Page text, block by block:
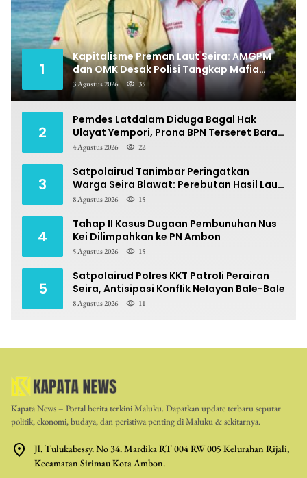
1
Kapitalisme Preman Laut Seira: AMGPM
dan OMK Desak Polisi Tangkap Mafia
Pungli
3 Agustus 2026 35
2
Pemdes Latdalam Diduga Bagal Hak
Ulayat Yempori, Prona BPN Terseret Bara
Sengketa
4 Agustus 2026 22
3
Satpolairud Tanimbar Peringatkan
Warga Seira Blawat: Perebutan Hasil Laut
Berpotensi Pidana
8 Agustus 2026 15
4
Tahap II Kasus Dugaan Pembunuhan Nus
Kei Dilimpahkan ke PN Ambon
5 Agustus 2026 15
5
Satpolairud Polres KKT Patroli Perairan
Seira, Antisipasi Konflik Nelayan Bale-Bale
8 Agustus 2026 11
Kapata News – Portal berita terkini Maluku. Dapatkan update terbaru seputar
politik, ekonomi, budaya, dan peristiwa penting di Maluku & sekitarnya.
Jl. Tulukabessy. No 34. Mardika RT 004 RW 005 Kelurahan Rijali,
Kecamatan Sirimau Kota Ambon.